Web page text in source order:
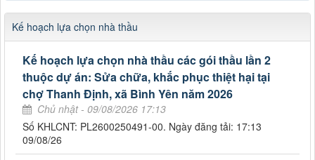
Kế hoạch lựa chọn nhà thầu
Kế hoạch lựa chọn nhà thầu các gói thầu lần 2
thuộc dự án: Sửa chữa, khắc phục thiệt hại tại
chợ Thanh Định, xã Bình Yên năm 2026
Chủ nhật - 09/08/2026 17:13
Số KHLCNT: PL2600250491-00. Ngày đăng tải: 17:13
09/08/26